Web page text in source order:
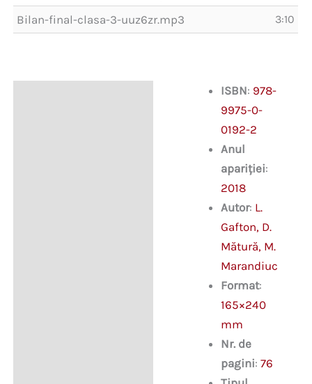
Bilan-final-clasa-3-uuz6zr.mp3 3:10
ISBN: 978-
9975-0-
0192-2
Anul
apariției:
2018
Autor: L.
Gafton, D.
Mătură, M.
Marandiuc
Format:
165×240
mm
Nr. de
pagini: 76